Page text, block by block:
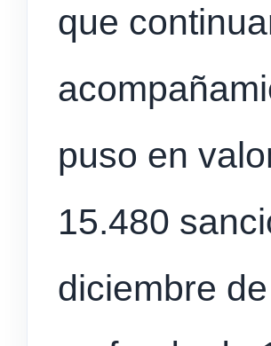
que
puso en
15.480
diciembre